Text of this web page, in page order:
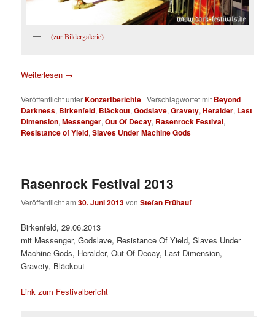
(zur Bildergalerie)
Weiterlesen →
Veröffentlicht unterKonzertberichte |Verschlagwortet mit Beyond
Darkness, Birkenfeld, Bläckout,Godslave,Gravety,Heralder, Last
Dimension,Messenger,Out Of Decay, Rasenrock Festival,
Resistance of Yield,Slaves Under Machine Gods
Rasenrock Festival 2013
Veröffentlicht am30. Juni 2013vonStefan Frühauf
Birkenfeld, 29.06.2013
mit Messenger, Godslave, Resistance Of Yield, Slaves Under
Machine Gods, Heralder, Out Of Decay, Last Dimension,
Gravety, Bläckout
Link zum Festivalbericht